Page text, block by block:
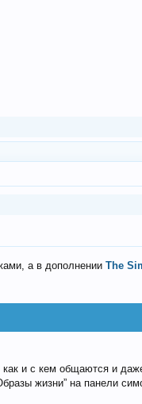
а в дополнении The
и с кем общаются и
жизни” на панели